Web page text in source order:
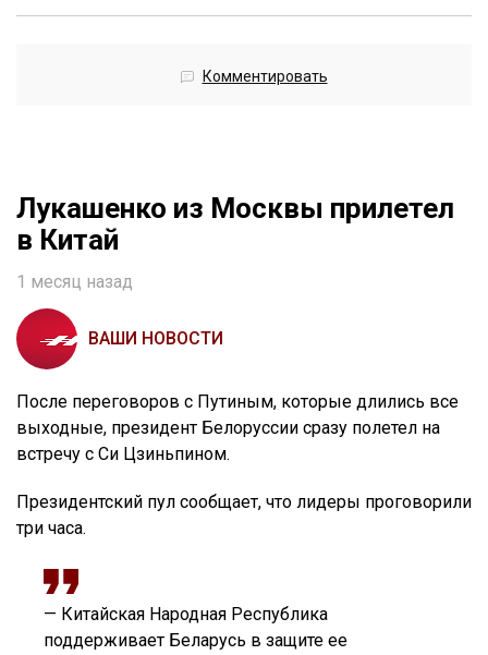
Комментировать
Лукашенко из Москвы прилетел
в Китай
1 месяц назад
ВАШИ НОВОСТИ
После переговоров с Путиным, которые длились все
выходные, президент Белоруссии сразу полетел на
встречу с Си Цзиньпином.
Президентский пул сообщает, что лидеры проговорили
три часа.
— Китайская Народная Республика
поддерживает Беларусь в защите ее